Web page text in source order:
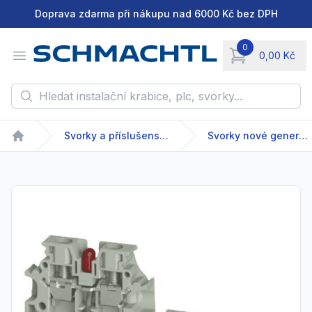
Doprava zdarma při nákupu nad 6000 Kč bez DPH
Open menu
0
0,00 Kč
items in cart,
Hledat instalační krabice, plc, svorky...
Home
Svorky a příslušenství Svorky nové generace